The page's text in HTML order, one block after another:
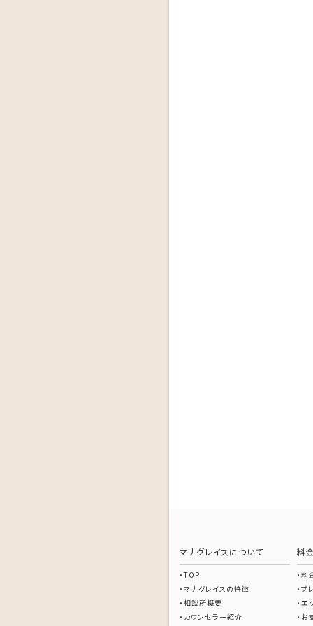
マナグレイスについて
TOP
マナグレイスの特徴
相談所概要
カウンセラー紹介
料
料
プ
エ
お